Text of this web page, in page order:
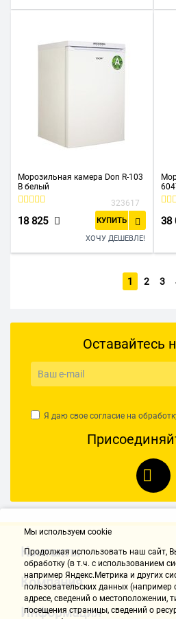
Морозильная камера Don R-103
В белый
323617
18 825 КУПИТЬ
ХОЧУ ДЕШЕВЛЕ!
38
1 2 3
Оставайтесь
Я даю свое согласие на
Контакты
Компания
Информация
Мы используем cookie
Продолжая использовать наш cайт,
обработку (в т.ч. с использованием
например Яндекс.Метрика и других
пользовательских данных (например
адресе, сведений о местоположении,
посещения страницы, сведений о